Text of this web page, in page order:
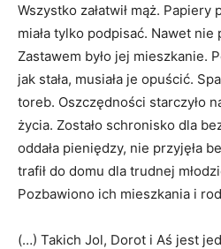
Wszystko załatwił mąż. Papiery
miała tylko podpisać. Nawet nie
Zastawem było jej mieszkanie.
jak stała, musiała je opuścić.
toreb. Oszczędności starczyło
życia. Zostało schronisko dla
oddała pieniędzy, nie przyjęła
trafił do domu dla trudnej
Pozbawiono ich mieszkania i
(…) Takich Jol, Dorot i Aś jest